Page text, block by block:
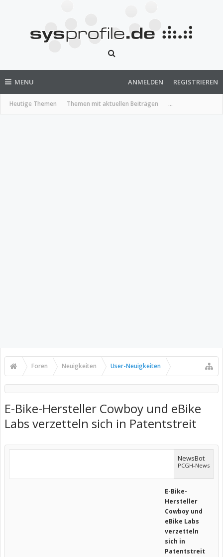
MENU
Heutige Themen Themen mit aktuellen Beiträgen ...
ANMELDEN REGISTRIEREN
Foren Neuigkeiten User-Neuigkeiten
E-Bike-Hersteller Cowboy und eBike
Labs verzetteln sich in Patentstreit
NewsBot
PCGH-News
E-Bike-
Hersteller
Cowboy und
eBike Labs
verzetteln
sich in
Patentstreit